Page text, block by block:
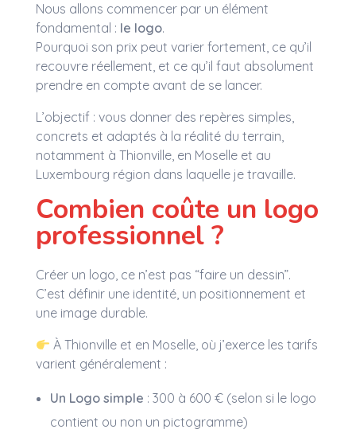
Nous allons commencer par un élément
fondamental : le logo.
Pourquoi son prix peut varier fortement, ce qu’il
recouvre réellement, et ce qu’il faut absolument
prendre en compte avant de se lancer.
L’objectif : vous donner des repères simples,
concrets et adaptés à la réalité du terrain,
notamment à Thionville, en Moselle et au
Luxembourg région dans laquelle je travaille.
Combien coûte un logo
professionnel ?
Créer un logo, ce n’est pas “faire un dessin”.
C’est définir une identité, un positionnement et
une image durable.
À Thionville et en Moselle, où j’exerce les tarifs
varient généralement :
Un Logo simple : 300 à 600 € (selon si le logo
contient ou non un pictogramme)